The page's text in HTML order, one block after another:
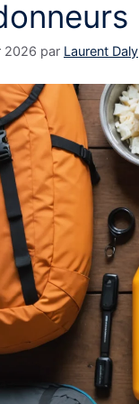
2026 par Laurent Daly